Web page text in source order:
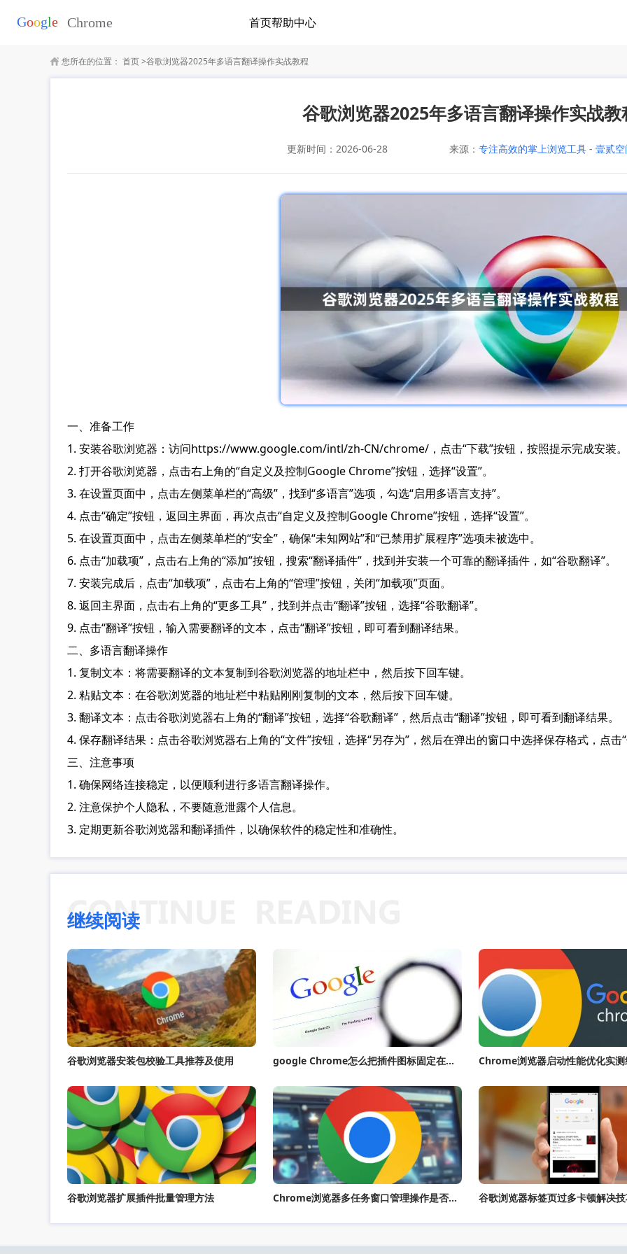
首页帮助中心
您所在的位置： 首页>谷歌浏览器2025年多语言翻译操作实战教程
谷歌浏览器2025年多语言翻译操作实战教
更新时间：2026-06-28 来源： 专注高效的掌上浏览工具 - 壹贰
一、准备工作
1. 安装谷歌浏览器：访问https://www.google.com/intl/zh-CN/chrome/，点击“下载”按钮，按照提示完成安装。
2. 打开谷歌浏览器，点击右上角的“自定义及控制Google Chrome”按钮，选择“设置”。
3. 在设置页面中，点击左侧菜单栏的“高级”，找到“多语言”选项，勾选“启用多语言支持”。
4. 点击“确定”按钮，返回主界面，再次点击“自定义及控制Google Chrome”按钮，选择“设置”。
5. 在设置页面中，点击左侧菜单栏的“安全”，确保“未知网站”和“已禁用扩展程序”选项未被选中。
6. 点击“加载项”，点击右上角的“添加”按钮，搜索“翻译插件”，找到并安装一个可靠的翻译插件，如“谷歌翻译”。
7. 安装完成后，点击“加载项”，点击右上角的“管理”按钮，关闭“加载项”页面。
8. 返回主界面，点击右上角的“更多工具”，找到并点击“翻译”按钮，选择“谷歌翻译”。
9. 点击“翻译”按钮，输入需要翻译的文本，点击“翻译”按钮，即可看到翻译结果。
二、多语言翻译操作
1. 复制文本：将需要翻译的文本复制到谷歌浏览器的地址栏中，然后按下回车键。
2. 粘贴文本：在谷歌浏览器的地址栏中粘贴刚刚复制的文本，然后按下回车键。
3. 翻译文本：点击谷歌浏览器右上角的“翻译”按钮，选择“谷歌翻译”，然后点击“翻译”按钮，即可看到翻译结果。
4. 保存翻译结果：点击谷歌浏览器右上角的“文件”按钮，选择“另存为”，然后在弹出的窗口中选择保存格式，点
三、注意事项
1. 确保网络连接稳定，以便顺利进行多语言翻译操作。
2. 注意保护个人隐私，不要随意泄露个人信息。
3. 定期更新谷歌浏览器和翻译插件，以确保软件的稳定性和准确性。
继续阅读
谷歌浏览器安装包校验工具推荐及使用 google Chrome怎么把插件图标固定在地址栏显示 Chrome浏览器启动性能优化实
谷歌浏览器扩展插件批量管理方法 Chrome浏览器多任务窗口管理操作是否流畅